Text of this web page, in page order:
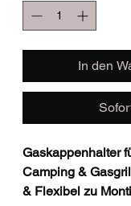
In den
Gaskappenhalter
Camping &
& Flexibel zu